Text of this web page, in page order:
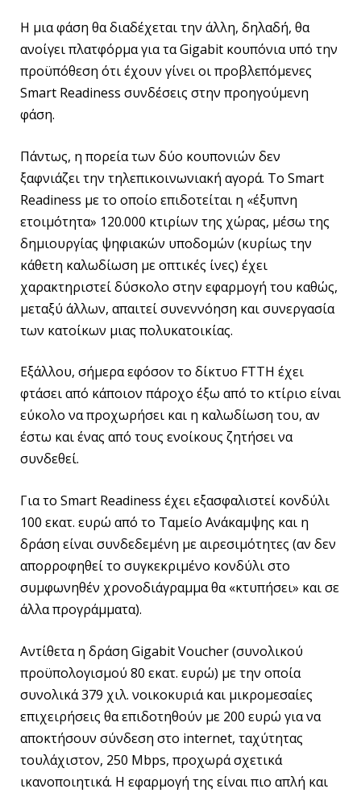
Η μια φάση θα διαδέχεται την άλλη, δηλαδή, θα
ανοίγει πλατφόρμα για τα Gigabit κουπόνια υπό την
προϋπόθεση ότι έχουν γίνει οι προβλεπόμενες
Smart Readiness συνδέσεις στην προηγούμενη
φάση.
Πάντως, η πορεία των δύο κουπονιών δεν
ξαφνιάζει την τηλεπικοινωνιακή αγορά. Το Smart
Readiness με το οποίο επιδοτείται η «έξυπνη
ετοιμότητα» 120.000 κτιρίων της χώρας, μέσω της
δημιουργίας ψηφιακών υποδομών (κυρίως την
κάθετη καλωδίωση με οπτικές ίνες) έχει
χαρακτηριστεί δύσκολο στην εφαρμογή του καθώς,
μεταξύ άλλων, απαιτεί συνεννόηση και συνεργασία
των κατοίκων μιας πολυκατοικίας.
Εξάλλου, σήμερα εφόσον το δίκτυο FTTH έχει
φτάσει από κάποιον πάροχο έξω από το κτίριο είναι
εύκολο να προχωρήσει και η καλωδίωση του, αν
έστω και ένας από τους ενοίκους ζητήσει να
συνδεθεί.
Για το Smart Readiness έχει εξασφαλιστεί κονδύλι
100 εκατ. ευρώ από το Ταμείο Ανάκαμψης και η
δράση είναι συνδεδεμένη με αιρεσιμότητες (αν δεν
απορροφηθεί το συγκεκριμένο κονδύλι στο
συμφωνηθέν χρονοδιάγραμμα θα «κτυπήσει» και σε
άλλα προγράμματα).
Αντίθετα η δράση Gigabit Voucher (συνολικού
προϋπολογισμού 80 εκατ. ευρώ) με την οποία
συνολικά 379 χιλ. νοικοκυριά και μικρομεσαίες
επιχειρήσεις θα επιδοτηθούν με 200 ευρώ για να
αποκτήσουν σύνδεση στο internet, ταχύτητας
τουλάχιστον, 250 Μbps, προχωρά σχετικά
ικανοποιητικά. Η εφαρμογή της είναι πιο απλή και